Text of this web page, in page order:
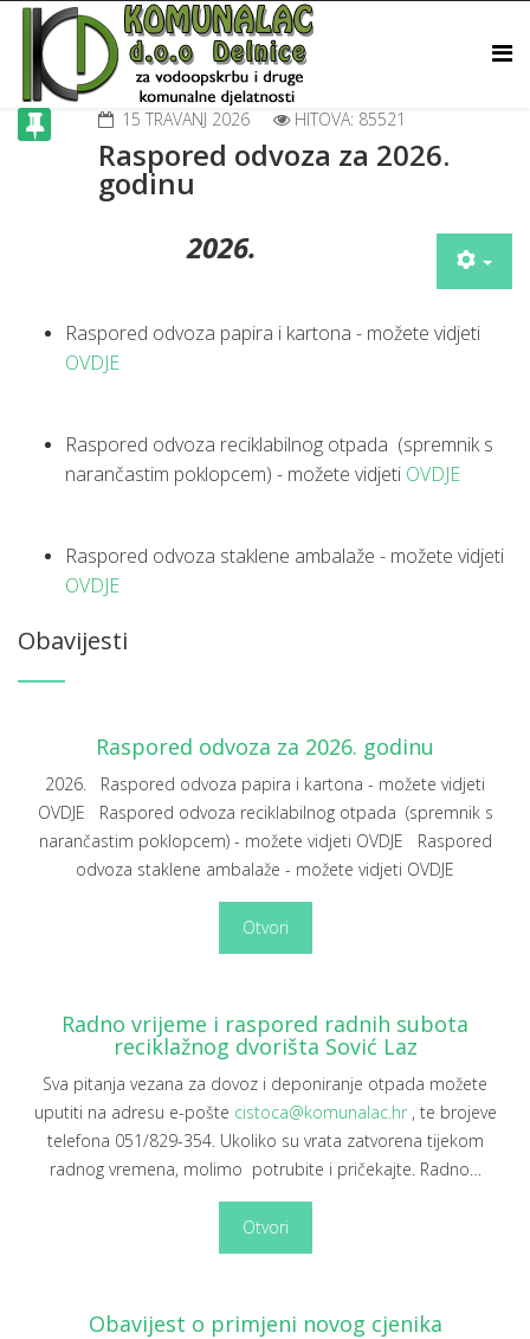
15 TRAVANJ 2026 HITOVA: 85521
Raspored odvoza za 2026.
godinu
2026.
Raspored odvoza papira i kartona - možete vidjeti
OVDJE
Raspored odvoza reciklabilnog otpada (spremnik s
narančastim poklopcem) - možete vidjeti OVDJE
Raspored odvoza staklene ambalaže - možete vidjeti
OVDJE
Obavijesti
Raspored odvoza za 2026. godinu
2026. Raspored odvoza papira i kartona - možete vidjeti
OVDJE Raspored odvoza reciklabilnog otpada (spremnik s
narančastim poklopcem) - možete vidjeti OVDJE Raspored
odvoza staklene ambalaže - možete vidjeti OVDJE
Otvori
Radno vrijeme i raspored radnih subota
reciklažnog dvorišta Sović Laz
Sva pitanja vezana za dovoz i deponiranje otpada možete
uputiti na adresu e-pošte cistoca@komunalac.hr, te brojeve
telefona 051/829-354. Ukoliko su vrata zatvorena tijekom
radnog vremena, molimo potrubite i pričekajte. Radno…
Otvori
Obavijest o primjeni novog cjenika